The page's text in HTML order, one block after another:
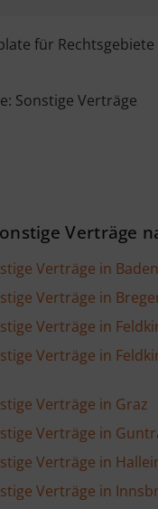
für
Sonstige Verträge
Verträge
Verträge in Baden
Verträge in
Verträge in
Verträge in
Verträge in Graz
Verträge in
Verträge in
Verträge in